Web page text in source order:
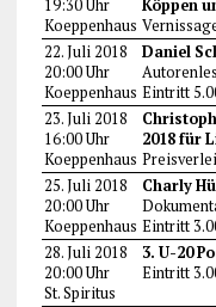
19:30 Uhr
Koeppenhaus
Köppen
22. Juli 2018
20:00 Uhr
Koeppenhaus
Daniel
Eintritt
23. Juli 2018
16:00 Uhr
Koeppenhaus
2018 für
25. Juli 2018
20:00 Uhr
Koeppenhaus
Charly
Eintritt
28. Juli 2018
20:00 Uhr
St. Spiritus
3. U-20
Eintritt